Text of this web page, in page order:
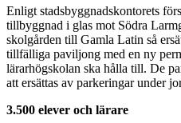
Enligt stadsbyggnadskontorets
tillbyggnad i glas mot Södra
skolgården till Gamla Latin så
tillfälliga paviljong med en ny
lärarhögskolan ska hålla till. De
att ersättas av parkeringar under
3.500 elever och lärare